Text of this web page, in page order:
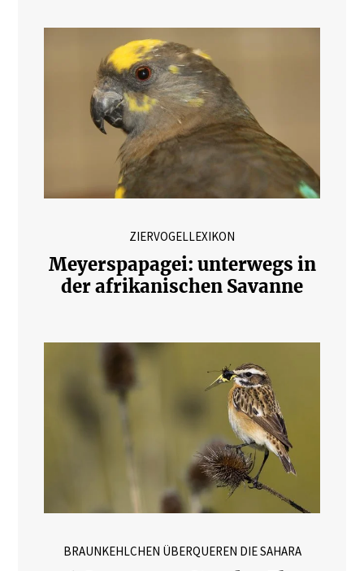
ZIERVOGELLEXIKON
Meyerspapagei: unterwegs in
der afrikanischen Savanne
BRAUNKEHLCHEN ÜBERQUEREN DIE SAHARA